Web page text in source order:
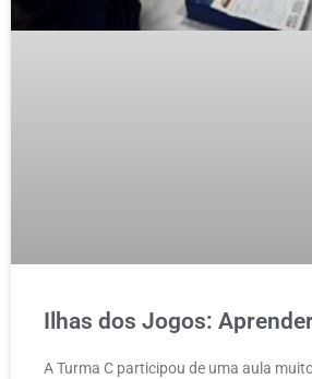
Ilhas dos Jogos:
A Turma C participou de uma aula